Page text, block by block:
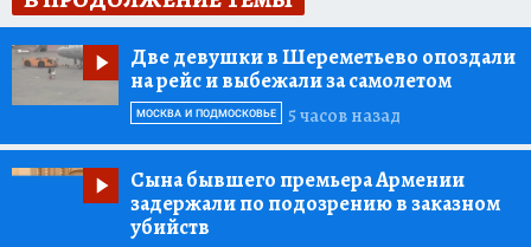
Две девушки в Шереметьево опоздали
на рейс и выбежали за самолетом
5 часов назад
МОСКВА И ПОДМОСКОВЬЕ
Сына бывшего премьера Армении
задержали по подозрению в заказном
убийств